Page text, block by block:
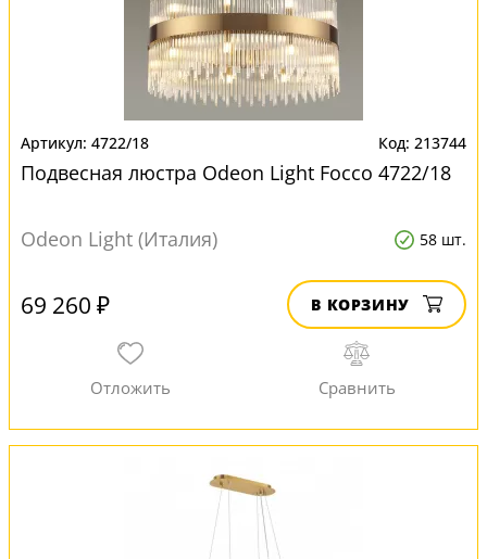
4722/18 213744
Подвесная люстра Odeon Light Focco 4722/18
Odeon Light (Италия) 58 шт.
69 260 ₽ В КОРЗИНУ